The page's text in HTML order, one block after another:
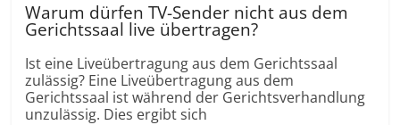
Warum dürfen TV-Sender nicht aus dem
Gerichtssaal live übertragen?
Ist eine Liveübertragung aus dem Gerichtssaal
zulässig? Eine Liveübertragung aus dem
Gerichtssaal ist während der Gerichtsverhandlung
unzulässig. Dies ergibt sich